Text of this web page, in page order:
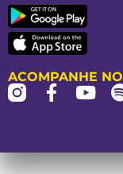
ACOMPANHE